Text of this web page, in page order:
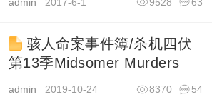
骇人命案事件簿/杀机四伏
第13季Midsomer Murders
admin 2019-10-24 54
8370